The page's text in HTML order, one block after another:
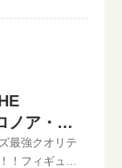
す。といま
宅配キット申
いまるから送
ルに商品を詰
お売りになり
、日本全国ど
格の振込手数
に具体的な金額
価格表の更新
いた買取査定
すのでご安心
買取価格は500
この他のワ
チラから↓その
ノア・ゾ
最強クオリテ
！フィギュア